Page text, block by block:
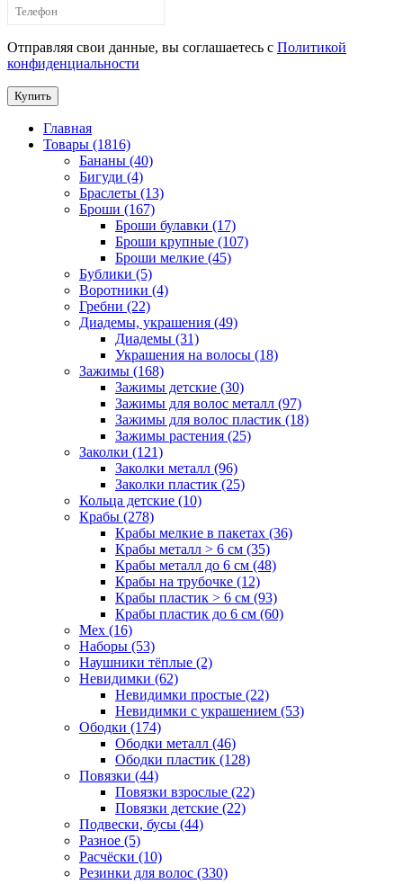
Отправляя свои данные, вы соглашаетесь с Политикой
конфиденциальности
Купить
Главная
Товары (1816)
Бананы (40)
Бигуди (4)
Браслеты (13)
Броши (167)
Броши булавки (17)
Броши крупные (107)
Броши мелкие (45)
Бублики (5)
Воротники (4)
Гребни (22)
Диадемы, украшения (49)
Диадемы (31)
Украшения на волосы (18)
Зажимы (168)
Зажимы детские (30)
Зажимы для волос металл (97)
Зажимы для волос пластик (18)
Зажимы растения (25)
Заколки (121)
Заколки металл (96)
Заколки пластик (25)
Кольца детские (10)
Крабы (278)
Крабы мелкие в пакетах (36)
Крабы металл > 6 см (35)
Крабы металл до 6 см (48)
Крабы на трубочке (12)
Крабы пластик > 6 см (93)
Крабы пластик до 6 см (60)
Мех (16)
Наборы (53)
Наушники тёплые (2)
Невидимки (62)
Невидимки простые (22)
Невидимки с украшением (53)
Ободки (174)
Ободки металл (46)
Ободки пластик (128)
Повязки (44)
Повязки взрослые (22)
Повязки детские (22)
Подвески, бусы (44)
Разное (5)
Расчёски (10)
Резинки для волос (330)